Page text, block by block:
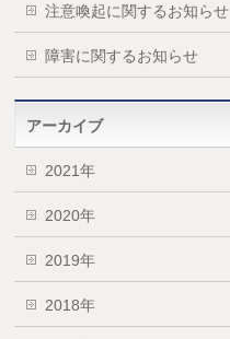
注意喚起に関するお知らせ
障害に関するお知らせ
アーカイブ
2021年
2020年
2019年
2018年